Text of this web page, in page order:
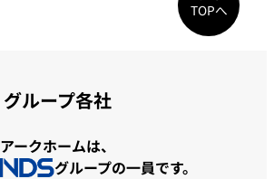
TOPへ
グループ各社
アークホームは、
グループの一員です。